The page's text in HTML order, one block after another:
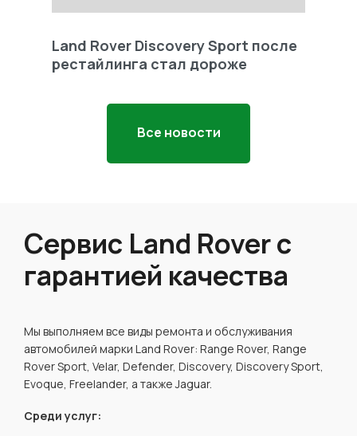
Land Rover Discovery Sport после
рестайлинга стал дороже
Все новости
Сервис Land Rover с
гарантией качества
Мы выполняем все виды ремонта и обслуживания
автомобилей марки Land Rover: Range Rover, Range
Rover Sport, Velar, Defender, Discovery, Discovery Sport,
Evoque, Freelander, а также Jaguar.
Среди услуг: